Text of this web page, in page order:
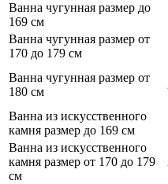
Ванна чугунная размер до
169 см
Ванна чугунная размер от
170 до 179 см
Ванна чугунная размер от
180 см
Ванна из искусственного
камня размер до 169 см
Ванна из искусственного
камня размер от 170 до 179
см